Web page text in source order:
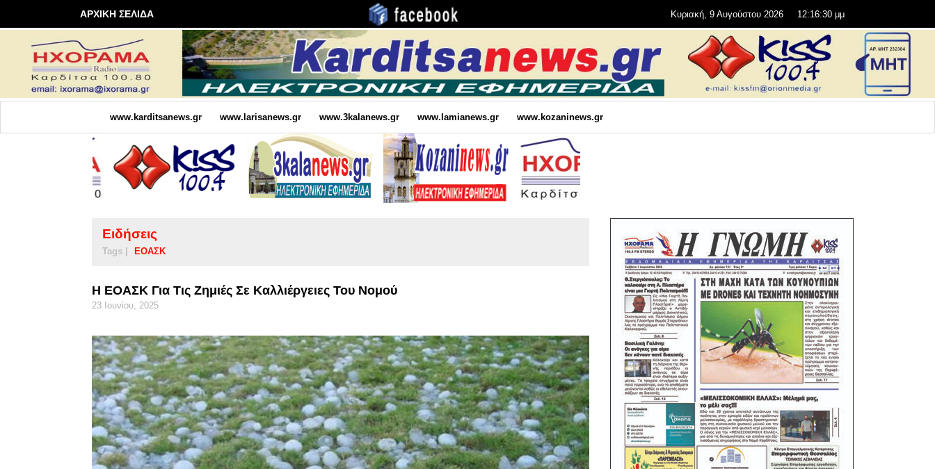
ΑΡΧΙΚΗ ΣΕΛΙΔΑ Κυριακή, 9 Αυγούστου 2026 12:16:31 μμ
www.karditsanews.gr www.larisanews.gr www.3kalanews.gr www.lamianews.gr www.kozaninews.gr
Ειδήσεις
Tags | ΕΟΑΣΚ
Η ΕΟΑΣΚ Για Τις Ζημιές Σε Καλλιέργειες Του Νομού
23 Ιουνίου, 2025